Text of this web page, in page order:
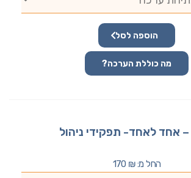
הוספה לסל
מה כוללת הערכה?
החל מ: 170 ₪